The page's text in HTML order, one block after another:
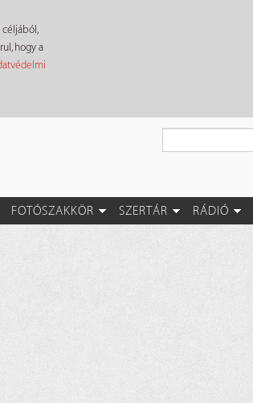
céljából,
hogy a
FOTÓSZAKKÖR SZERTÁR RÁDIÓ